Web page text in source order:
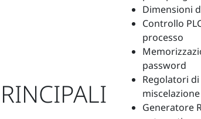
Dimensioni
Controllo
processo
password
Regolatori
Generatore